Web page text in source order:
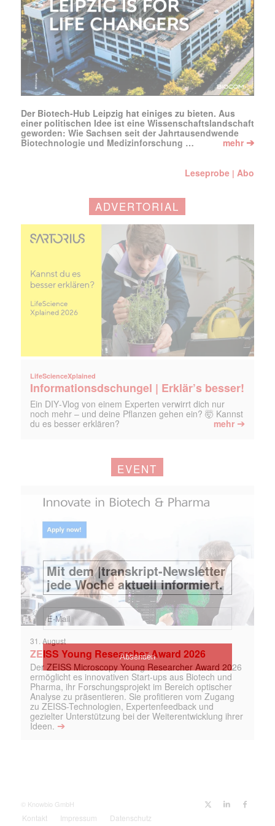
Der Biotech-Hub Leipzig hat einiges zu bieten. Aus
einer politischen Idee ist eine Wissenschaftslandschaft
geworden: Wie Sachsen seit der Jahrtausendwende
Biotechnologie und Medizinforschung …
mehr ➔
Leseprobe |Abo
ADVERTORIAL
LifeScienceXplained
Informationsdschungel | Erklär’s besser!
Ein DIY‑Vlog von einem Experten verwirrt dich nur
noch mehr – und deine Pflanzen gehen ein? 🤯 Kannst
du es besser erklären?
mehr ➔
EVENT
31. August
ZEISS Young Researcher Award 2026
Der ZEISS Microscopy Young Researcher Award 2026
ermöglicht es innovativen Start-ups aus Biotech und
Pharma, ihr Forschungsprojekt im Bereich optischer
Analyse zu präsentieren. Sie profitieren vom Zugang
zu ZEISS-Technologien, Expertenfeedback und
gezielter Unterstützung bei der Weiterentwicklung ihrer
Ideen. ➔
© Knowbio GmbH
Kontakt Impressum Datenschutz